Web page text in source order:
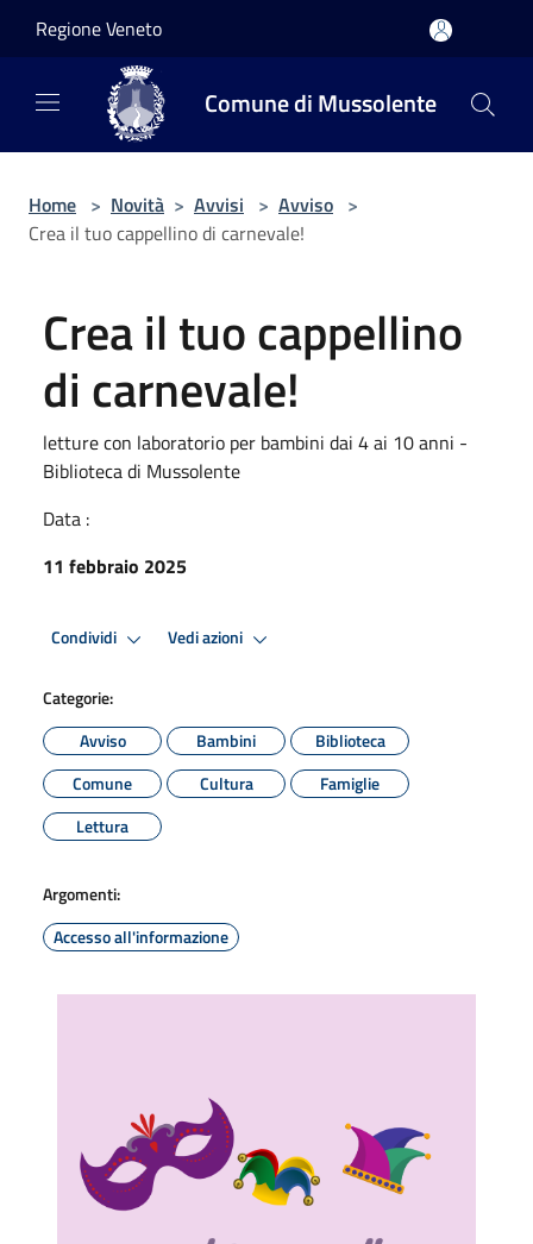
Regione Veneto
Comune di Mussolente
Home > Novità > Avvisi > Avviso >
Crea il tuo cappellino di carnevale!
Crea il tuo cappellino
di carnevale!
letture con laboratorio per bambini dai 4 ai 10 anni -
Biblioteca di Mussolente
Data :
11 febbraio 2025
Condividi Vedi azioni
Categorie:
Avviso
Bambini
Biblioteca
Comune
Cultura
Famiglie
Lettura
Argomenti:
Accesso all'informazione